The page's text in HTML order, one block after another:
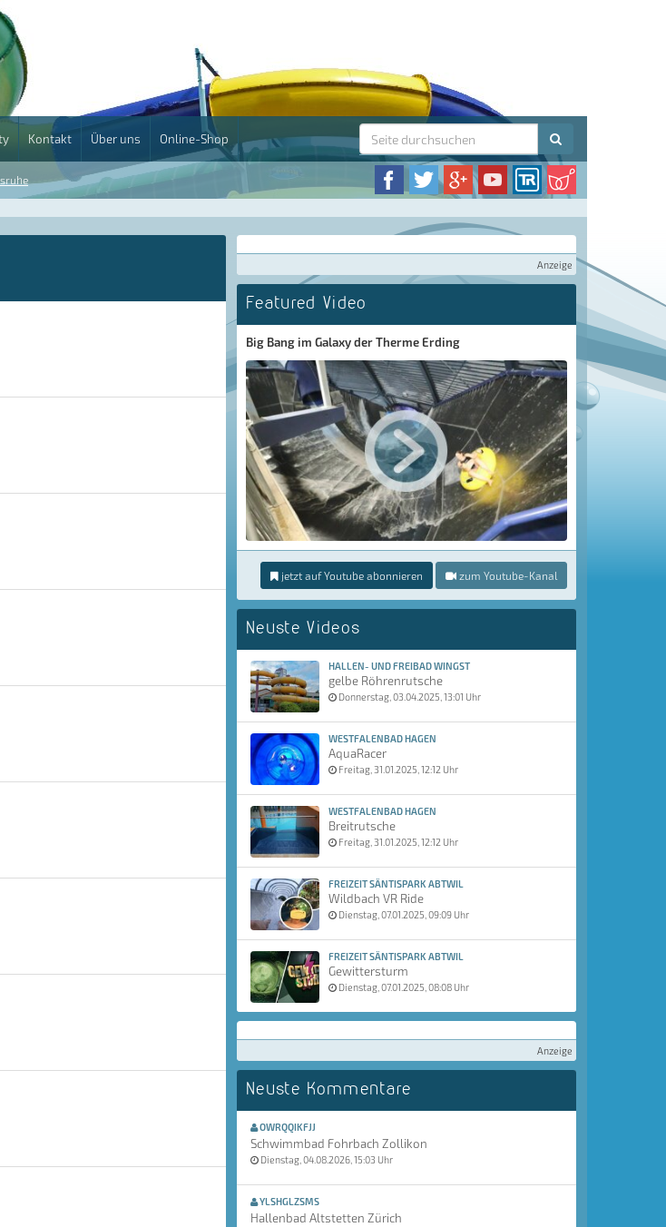
Kontakt Über uns Online-Shop
Anzeige
Featured Video
Big Bang im Galaxy der Therme Erding
jetzt auf Youtube abonnieren zum Youtube-Kanal
Neuste Videos
HALLEN- UND FREIBAD WINGST
gelbe Röhrenrutsche
Donnerstag, 03.04.2025, 13:01 Uhr
WESTFALENBAD HAGEN
AquaRacer
Freitag, 31.01.2025, 12:12 Uhr
WESTFALENBAD HAGEN
Breitrutsche
Freitag, 31.01.2025, 12:12 Uhr
FREIZEIT SÄNTISPARK ABTWIL
Wildbach VR Ride
Dienstag, 07.01.2025, 09:09 Uhr
FREIZEIT SÄNTISPARK ABTWIL
Gewittersturm
Dienstag, 07.01.2025, 08:08 Uhr
Anzeige
Neuste Kommentare
OWRQQIKFJJ
Schwimmbad Fohrbach Zollikon
Dienstag, 04.08.2026, 15:03 Uhr
YLSHGLZSMS
Hallenbad Altstetten Zürich